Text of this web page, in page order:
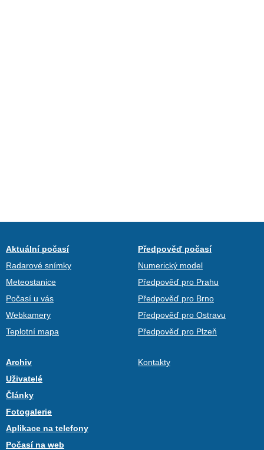
Aktuální počasí
Radarové snímky
Meteostanice
Počasí u vás
Webkamery
Teplotní mapa
Předpověď počasí
Numerický model
Předpověď pro Prahu
Předpověď pro Brno
Předpověď pro Ostravu
Předpověď pro Plzeň
Archiv
Uživatelé
Články
Fotogalerie
Aplikace na telefony
Počasí na web
Kontakty